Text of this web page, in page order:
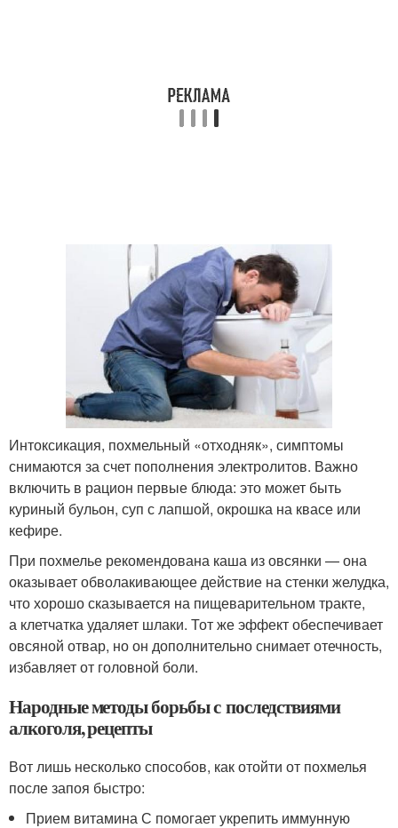
Интоксикация, похмельный «отходняк», симптомы
снимаются за счет пополнения электролитов. Важно
включить в рацион первые блюда: это может быть
куриный бульон, суп с лапшой, окрошка на квасе или
кефире.
При похмелье рекомендована каша из овсянки — она
оказывает обволакивающее действие на стенки желудка,
что хорошо сказывается на пищеварительном тракте,
а клетчатка удаляет шлаки. Тот же эффект обеспечивает
овсяной отвар, но он дополнительно снимает отечность,
избавляет от головной боли.
Народные методы борьбы с последствиями
алкоголя, рецепты
Вот лишь несколько способов, как отойти от похмелья
после запоя быстро:
Прием витамина С помогает укрепить иммунную